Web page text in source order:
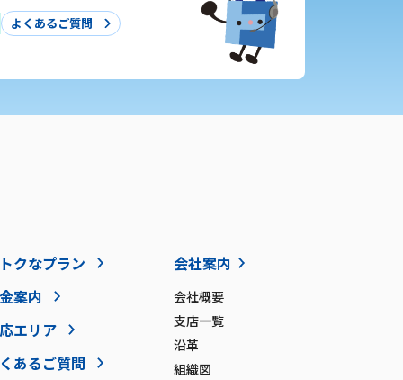
よくあるご質問
クなプラン
案内
エリア
あるご質問
会社案内
会社概要
支店一覧
沿革
組織図